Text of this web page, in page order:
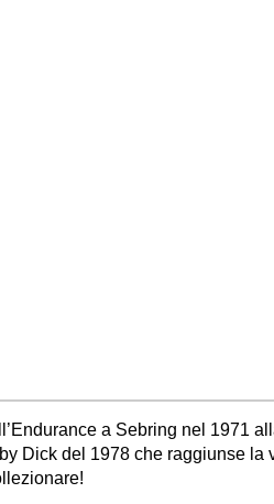
a Sebring nel 1971
Dick del 1978 che raggiunse la